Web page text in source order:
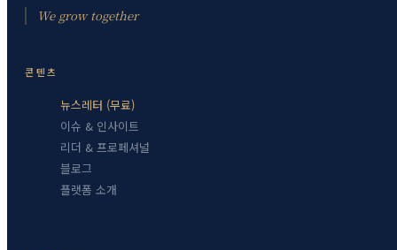
We grow together
콘텐츠
뉴스레터 (무료)
이슈 & 인사이트
리더 & 프로페셔널
블로그
플랫폼 소개